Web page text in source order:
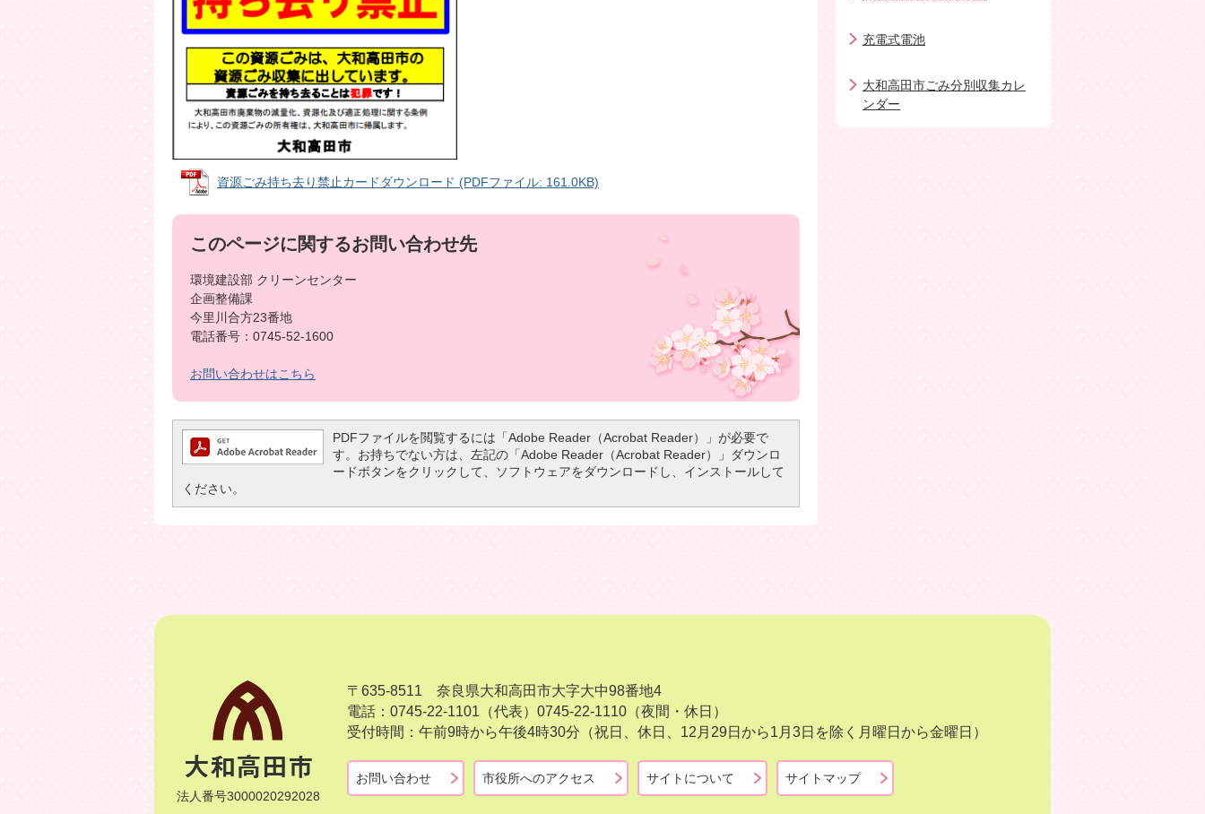
資源ごみ持ち去り禁止カードダウンロード (PDFファイル: 161.0KB)
このページに関するお問い合わせ先
環境建設部 クリーンセンター
企画整備課
今里川合方23番地
電話番号：0745-52-1600
お問い合わせはこちら
PDFファイルを閲覧するには「Adobe Reader（Acrobat Reader）」が必要で
す。お持ちでない方は、左記の「Adobe Reader（Acrobat Reader）」ダウンロ
ードボタンをクリックして、ソフトウェアをダウンロードし、インストールして
ください。
充電式電池
大和高田市ごみ分別収集カレ
ンダー
法人番号3000020292028
〒635-8511 奈良県大和高田市大字大中98番地4
電話：0745-22-1101（代表） 0745-22-1110（夜間・休日）
受付時間：午前9時から午後4時30分（祝日、休日、12月29日から1月3日を除く月曜日から金曜日）
お問い合わせ 市役所へのアクセス サイトについて サイトマップ